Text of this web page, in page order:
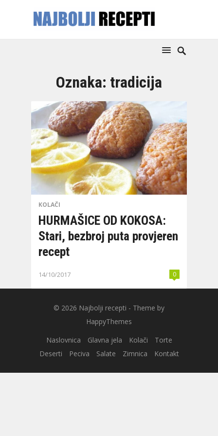
Oznaka: tradicija
KOLAČI
HURMAŠICE OD KOKOSA:
Stari, bezbroj puta provjeren
recept
14/10/2017 0
© 2026 Najbolji recepti - Theme by
HappyThemes
Naslovnica
Glavna jela Kolači
Torte
Deserti
Peciva Salate Zimnica Kontakt